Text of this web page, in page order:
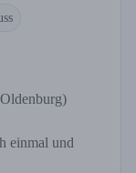
einmal und